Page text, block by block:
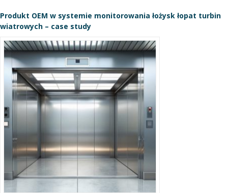
Produkt OEM w systemie monitorowania łożysk łopat turbin
wiatrowych – case study